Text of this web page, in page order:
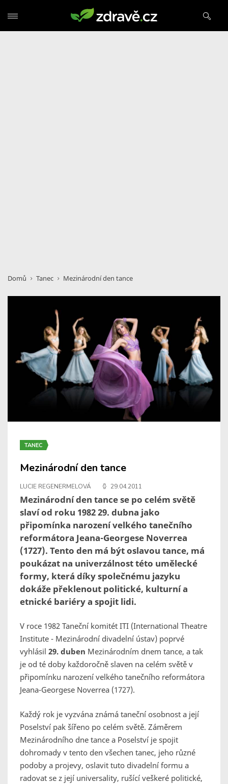
Domů Tanec Mezinárodní den tance
TANEC
Mezinárodní den tance
LUCIE REGENERMELOVÁ 29.04.2011
Mezinárodní den tance se po celém světě
slaví od roku 1982 29. dubna jako
připomínka narození velkého tanečního
reformátora Jeana-Georgese Noverrea
(1727). Tento den má být oslavou tance, má
poukázat na univerzálnost této umělecké
formy, která díky společnému jazyku
dokáže překlenout politické, kulturní a
etnické bariéry a spojit lidi.
V roce 1982 Taneční komitét ITI (International Theatre
Institute - Mezinárodní divadelní ústav) poprvé
vyhlásil 29. duben Mezinárodním dnem tance, a tak
je od té doby každoročně slaven na celém světě v
připomínku narození velkého tanečního reformátora
Jeana-Georgese Noverrea (1727).
Každý rok je vyzvána známá taneční osobnost a její
Poselství pak šířeno po celém světě. Záměrem
Mezinárodního dne tance a Poselství je spojit
dohromady v tento den všechen tanec, jeho různé
podoby a projevy, oslavit tuto divadelní formu a
radovat se z její universality, rušící veškeré politické,